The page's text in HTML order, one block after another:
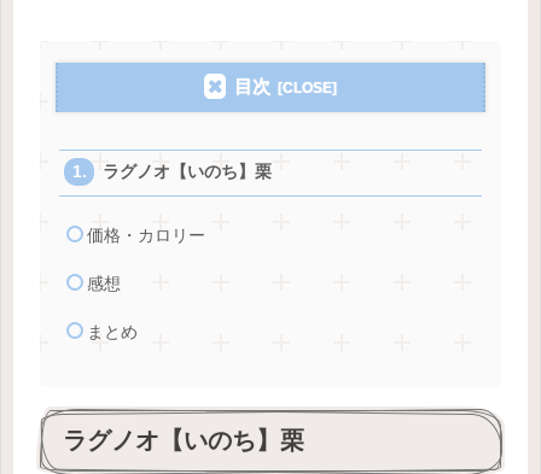
目次
ラグノオ【いのち】栗
価格・カロリー
感想
まとめ
ラグノオ【いのち】栗